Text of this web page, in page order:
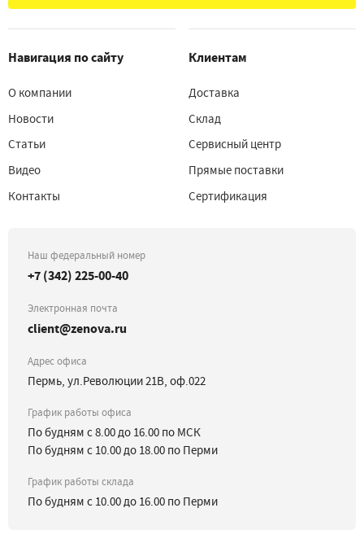
Навигация по сайту
О компании
Новости
Статьи
Видео
Контакты
Клиентам
Доставка
Склад
Сервисный центр
Прямые поставки
Сертификация
Наш федеральный номер
+7 (342) 225-00-40
Электронная почта
client@zenova.ru
Адрес офиса
Пермь, ул.Революции 21В, оф.022
График работы офиса
По будням с 8.00 до 16.00 по МСК
По будням с 10.00 до 18.00 по Перми
График работы склада
По будням с 10.00 до 16.00 по Перми